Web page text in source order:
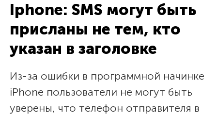
Iphone: SMS могут быть
присланы не тем, кто
указан в заголовке
Из-за ошибки в программной начинке
iPhone пользователи не могут быть
уверены, что телефон отправителя в